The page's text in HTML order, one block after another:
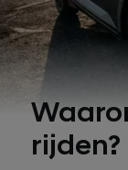
rijden?